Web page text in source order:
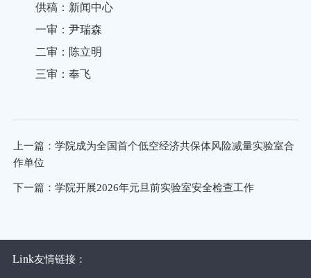
供稿：新闻中心
一审：尹瑞森
二审：陈立明
三审：奉飞
上一篇： 学院成为全国首个低空经济共保体风险减量实验室合
作单位
下一篇： 学院开展2026年元旦前实验室安全检查工作
Link友情链接：